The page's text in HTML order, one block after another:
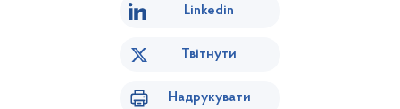
Linkedin
Твітнути
Надрукувати